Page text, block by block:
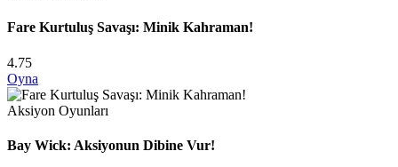
Fare Kurtuluş Savaşı: Minik Kahraman!
4.75
Oyna
Aksiyon Oyunları
Bay Wick: Aksiyonun Dibine Vur!